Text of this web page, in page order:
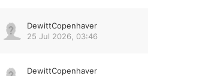
DewittCopenhaver
25 Jul 2026, 03:46
DewittCopenhaver